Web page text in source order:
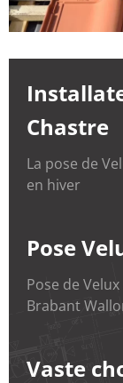
Chastre
La pose de
en hiver
Pose
Pose de
Brabant
Vaste